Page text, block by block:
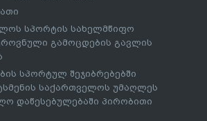
სპორტის სახელმწიფო
გამოცდების გავლის
სპორტულ შეჯიბრებებში
საქართველოს უმაღლეს
დაწესებულებაში პირობითი